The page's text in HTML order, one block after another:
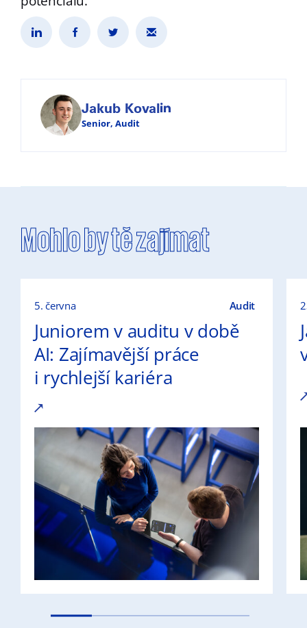
Jakub Koval
Senior, Audit
Mohlo by tě zajímat
5. června Audit
Juniorem v auditu v době
AI: Zajímavější práce
i rychlejší kariéra